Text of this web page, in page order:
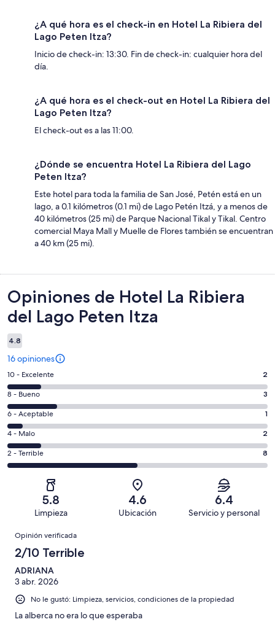
¿A qué hora es el check-in en Hotel La Ribiera del
Lago Peten Itza?
Inicio de check-in: 13:30. Fin de check-in: cualquier hora del
día.
¿A qué hora es el check-out en Hotel La Ribiera del
Lago Peten Itza?
El check-out es a las 11:00.
¿Dónde se encuentra Hotel La Ribiera del Lago
Peten Itza?
Este hotel para toda la familia de San José, Petén está en un
lago, a 0.1 kilómetros (0.1 mi) de Lago Petén Itzá, y a menos de
40 kilómetros (25 mi) de Parque Nacional Tikal y Tikal. Centro
comercial Maya Mall y Muelle de Flores también se encuentran
a 40 km (25 mi).
Opiniones
Opiniones de Hotel La Ribiera
del Lago Peten Itza
4.8
16 opiniones
Puntuación
de
10,
es
decir,
Excelente.
Basada
en
opiniones
10 - Excelente 2
Puntuación
de
8,
es
decir,
Bueno.
opiniones
8 - Bueno 3
Puntuación
de
6,
es
decir,
Aceptable.
de
opiniones
6 - Aceptable 1
Puntuación
de
4,
Basada
de
opiniones
4 - Malo 2
Puntuación
de
Terrible.
Basada
de
16
opiniones
2 - Terrible 8
5.8
Limpieza
4.6
Ubicación
6.4
Servicio y personal
Opiniones
Opinión verificada
2/10 Terrible
ADRIANA
3 abr. 2026
No le gustó: Limpieza, servicios, condiciones de la propiedad
La alberca no era lo que esperaba